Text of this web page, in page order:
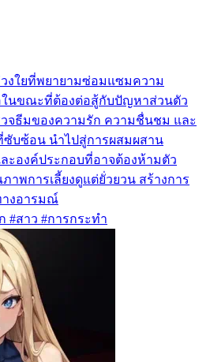
งใยที่พยายามซ่อมแซมความ
ในขณะที่ต้องต่อสู้กับปัญหาส่วนตัว
วจธีมของความรัก ความชื่นชม และ
บซ้อน นำไปสู่การผสมผสาน
ะองค์ประกอบที่อาจต้องห้ามตัว
าพการเลี้ยงดูแต่ยั่วยวน สร้างการ
างอารมณ์
#สาว #การกระทำ